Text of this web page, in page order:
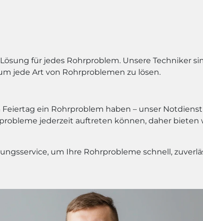
für jedes Rohrproblem. Unsere Techniker
jede Art von Rohrproblemen zu lösen.
ein Rohrproblem haben – unser
jederzeit auftreten können, daher
um Ihre Rohrprobleme schnell,